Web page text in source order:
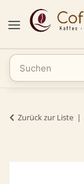
Zurück zur Liste